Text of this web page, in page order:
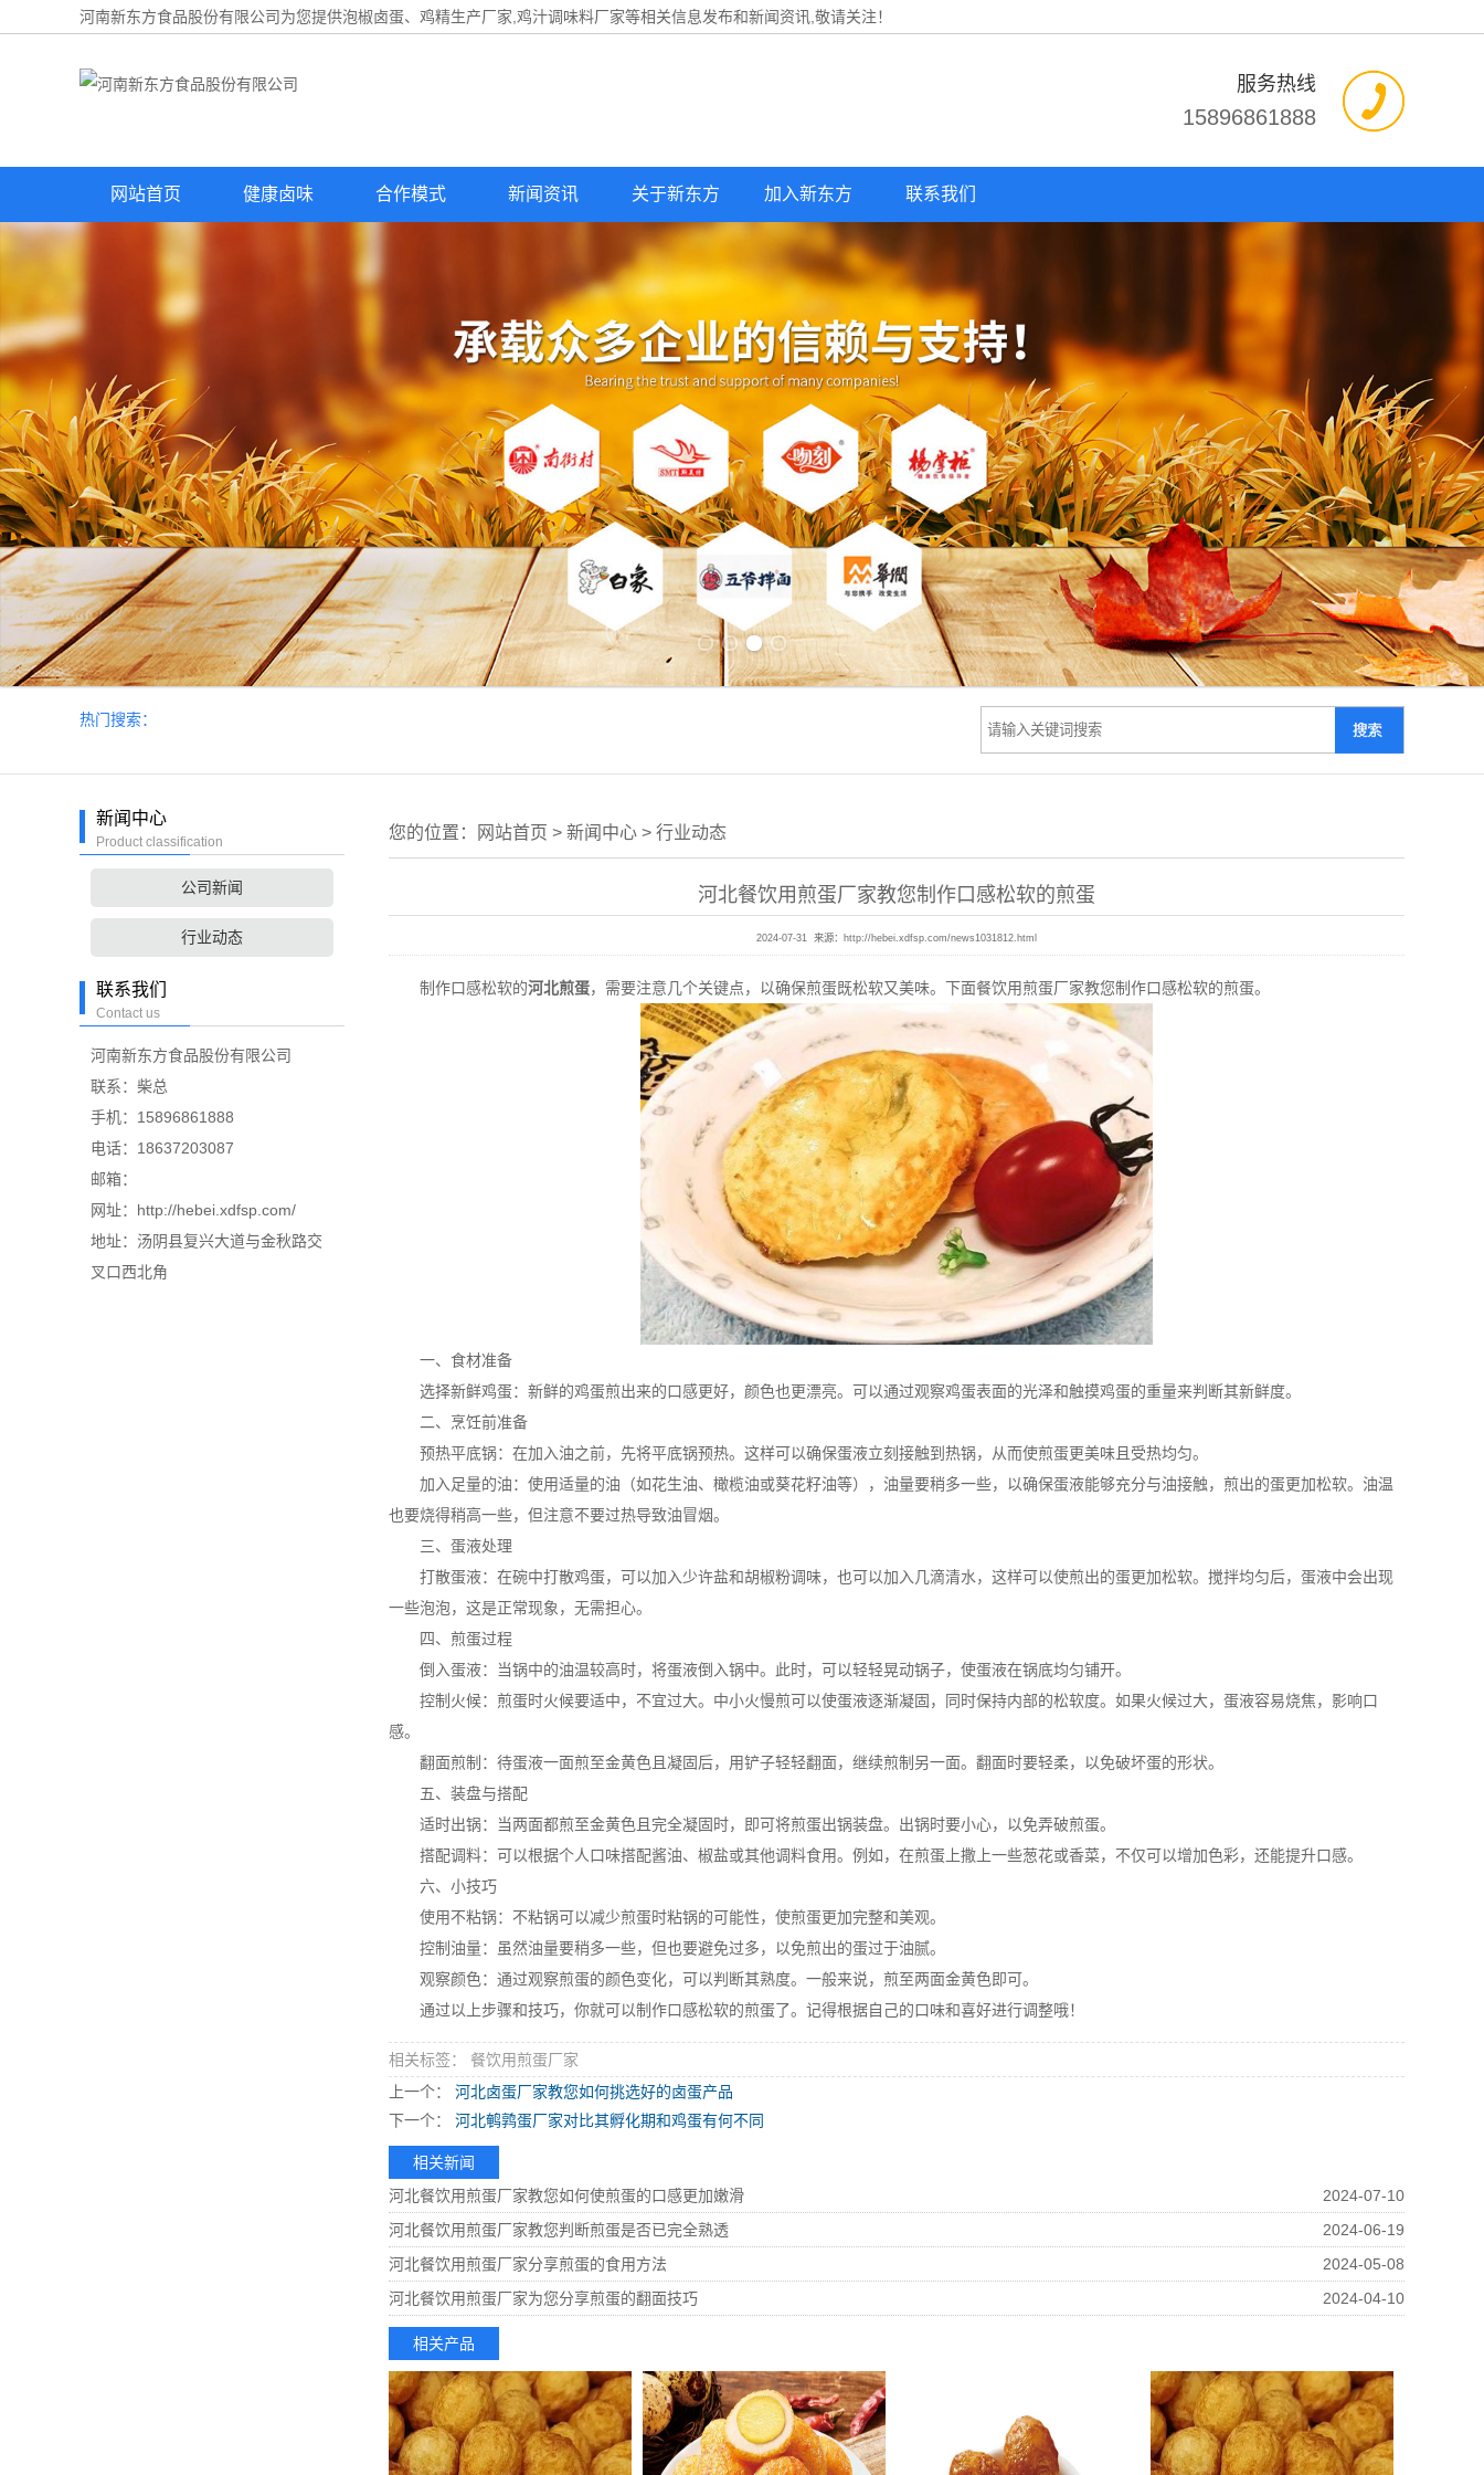
河南新东方食品股份有限公司为您提供泡椒卤蛋、鸡精生产厂家,鸡汁调味料厂家等相关信息发布和新闻资讯,敬请关注！
服务热线
15896861888
网站首页 健康卤味 合作模式 新闻资讯 关于新东方 加入新东方 联系我们
热门搜索：
新闻中心
Product classification
公司新闻
行业动态
联系我们
Contact us
河南新东方食品股份有限公司
联系：柴总
手机：15896861888
电话：18637203087
邮箱：
网址：http://hebei.xdfsp.com/
地址：汤阴县复兴大道与金秋路交
叉口西北角
您的位置： 网站首页 > 新闻中心 > 行业动态
河北餐饮用煎蛋厂家教您制作口感松软的煎蛋
2024-07-31 来源： http://hebei.xdfsp.com/news1031812.html
制作口感松软的河北煎蛋，需要注意几个关键点，以确保煎蛋既松软又美味。下面餐饮用煎蛋厂家教您制作口感松软的煎蛋。
一、食材准备
选择新鲜鸡蛋：新鲜的鸡蛋煎出来的口感更好，颜色也更漂亮。可以通过观察鸡蛋表面的光泽和触摸鸡蛋的重量来判断其新鲜度。
二、烹饪前准备
预热平底锅：在加入油之前，先将平底锅预热。这样可以确保蛋液立刻接触到热锅，从而使煎蛋更美味且受热均匀。
加入足量的油：使用适量的油（如花生油、橄榄油或葵花籽油等），油量要稍多一些，以确保蛋液能够充分与油接触，煎出的蛋更加松软。油温
也要烧得稍高一些，但注意不要过热导致油冒烟。
三、蛋液处理
打散蛋液：在碗中打散鸡蛋，可以加入少许盐和胡椒粉调味，也可以加入几滴清水，这样可以使煎出的蛋更加松软。搅拌均匀后，蛋液中会出现
一些泡泡，这是正常现象，无需担心。
四、煎蛋过程
倒入蛋液：当锅中的油温较高时，将蛋液倒入锅中。此时，可以轻轻晃动锅子，使蛋液在锅底均匀铺开。
控制火候：煎蛋时火候要适中，不宜过大。中小火慢煎可以使蛋液逐渐凝固，同时保持内部的松软度。如果火候过大，蛋液容易烧焦，影响口
感。
翻面煎制：待蛋液一面煎至金黄色且凝固后，用铲子轻轻翻面，继续煎制另一面。翻面时要轻柔，以免破坏蛋的形状。
五、装盘与搭配
适时出锅：当两面都煎至金黄色且完全凝固时，即可将煎蛋出锅装盘。出锅时要小心，以免弄破煎蛋。
搭配调料：可以根据个人口味搭配酱油、椒盐或其他调料食用。例如，在煎蛋上撒上一些葱花或香菜，不仅可以增加色彩，还能提升口感。
六、小技巧
使用不粘锅：不粘锅可以减少煎蛋时粘锅的可能性，使煎蛋更加完整和美观。
控制油量：虽然油量要稍多一些，但也要避免过多，以免煎出的蛋过于油腻。
观察颜色：通过观察煎蛋的颜色变化，可以判断其熟度。一般来说，煎至两面金黄色即可。
通过以上步骤和技巧，你就可以制作口感松软的煎蛋了。记得根据自己的口味和喜好进行调整哦！
相关标签： 餐饮用煎蛋厂家
上一个：
河北卤蛋厂家教您如何挑选好的卤蛋产品
下一个：
河北鹌鹑蛋厂家对比其孵化期和鸡蛋有何不同
相关新闻
河北餐饮用煎蛋厂家教您如何使煎蛋的口感更加嫩滑
2024-07-10
河北餐饮用煎蛋厂家教您判断煎蛋是否已完全熟透
2024-06-19
河北餐饮用煎蛋厂家分享煎蛋的食用方法
2024-05-08
河北餐饮用煎蛋厂家为您分享煎蛋的翻面技巧
2024-04-10
相关产品